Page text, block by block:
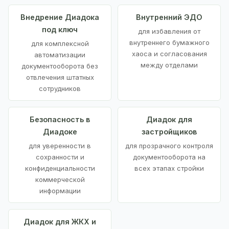
Внедрение Диадока
под ключ
для комплексной
автоматизации
документооборота без
отвлечения штатных
сотрудников
Внутренний ЭДО
для избавления от
внутреннего бумажного
хаоса и согласования
между отделами
Безопасность в
Диадоке
для уверенности в
сохранности и
конфиденциальности
коммерческой
информации
Диадок для
застройщиков
для прозрачного контроля
документооборота на
всех этапах стройки
Диадок для ЖКХ и